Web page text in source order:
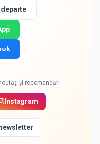
și recomandări:
Instagram